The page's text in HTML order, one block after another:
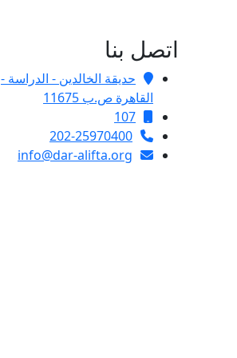
اتصل بنا
حديقة الخالدين - الدراسة -
القاهرة ص.ب 11675
107
202-25970400
info@dar-alifta.org